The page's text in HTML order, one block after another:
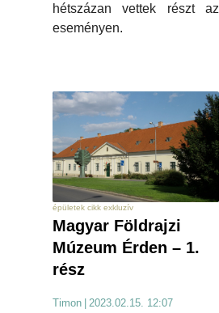
hétszázan vettek részt az
eseményen.
épületek cikk exkluzív
Magyar Földrajzi
Múzeum Érden – 1.
rész
Timon 2023.02.15. 12:07